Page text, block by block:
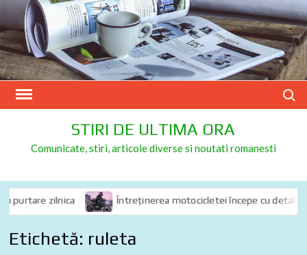
Skip
to
content
STIRI DE ULTIMA ORA
Comunicate, stiri, articole diverse si noutati romanesti
zilnica Întreținerea motocicletei începe cu detalii:
Etichetă: ruleta